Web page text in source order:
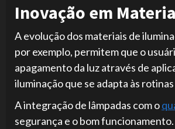
Inovação em
A evolução dos materiais de
por exemplo, permitem que o
apagamento da luz através de
iluminação que se adapta às
A integração de lâmpadas com o
segurança e o bom